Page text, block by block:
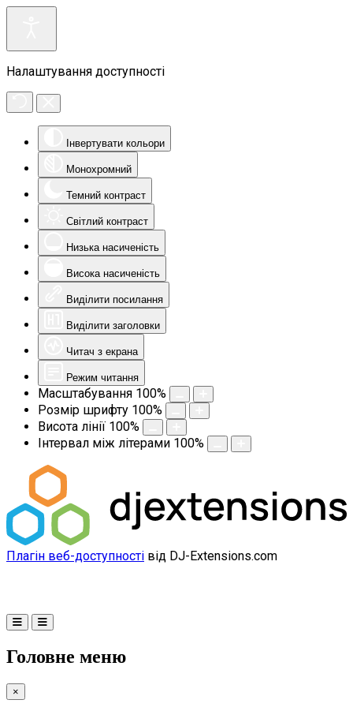
Налаштування доступності
Інвертувати кольори
Монохромний
Темний контраст
Світлий контраст
Низька насиченість
Висока насиченість
Виділити посилання
Виділити заголовки
Читач з екрана
Режим читання
Масштабування 100%
Розмір шрифту 100%
Висота лінії 100%
Інтервал між літерами 100%
Плагін веб-доступності від DJ-Extensions.com
Головне меню
×